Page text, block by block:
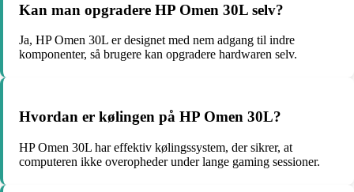
Kan man opgradere HP Omen 30L selv?
Ja, HP Omen 30L er designet med nem adgang til indre
komponenter, så brugere kan opgradere hardwaren selv.
Hvordan er kølingen på HP Omen 30L?
HP Omen 30L har effektiv kølingssystem, der sikrer, at
computeren ikke overopheder under lange gaming sessioner.